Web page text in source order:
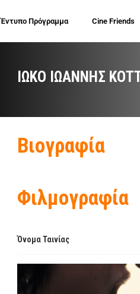
Έντυπο Πρόγραμμα Cine Friends
ΙΏΚΟ ΙΩΆΝΝΗΣ
Βιογραφία
Φιλμογραφία
Όνομα Ταινίας